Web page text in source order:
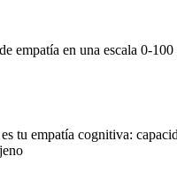
empatía en una escala 0-
tu empatía cognitiva: